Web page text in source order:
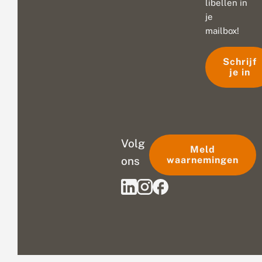
libellen in
je
mailbox!
Schrijf
je in
Volg
ons
Meld
waarnemingen